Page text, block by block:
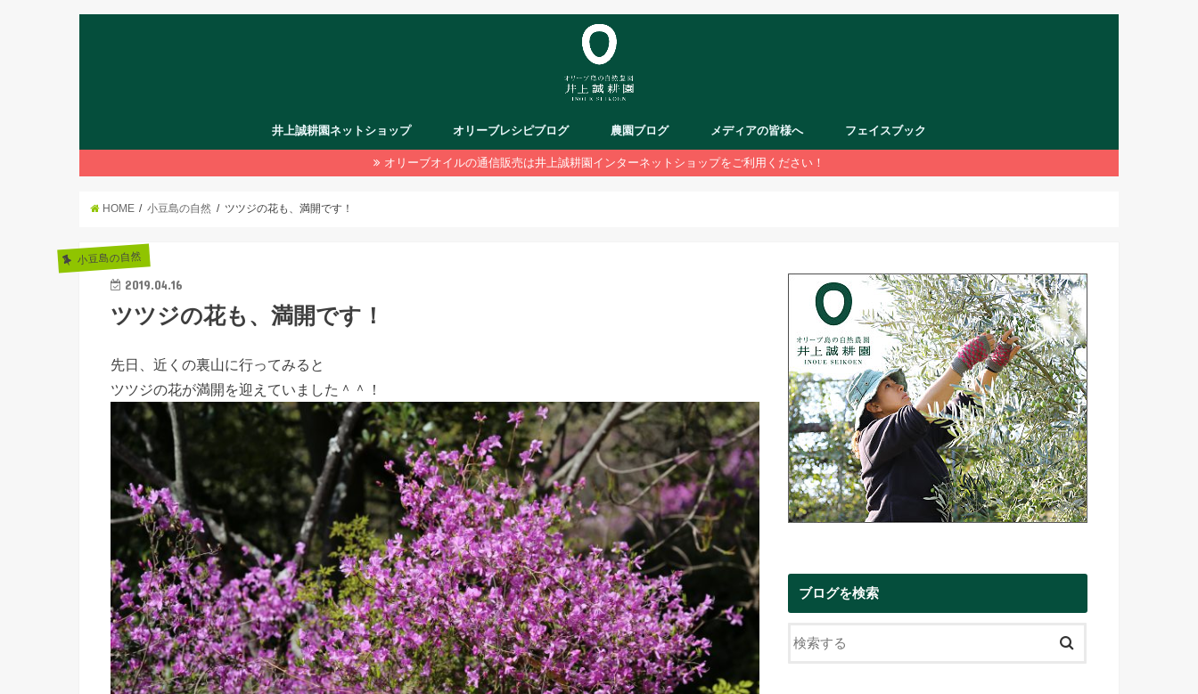
井上誠耕園ネットショップ オリーブレシピブログ 農園ブログ メディアの皆様へ フェイスブック
オリーブオイルの通信販売は井上誠耕園インターネットショップをご利用ください！
HOME 小豆島の自然 ツツジの花も、満開です！
小豆島の自然
2019.04.16
ツツジの花も、満開です！
先日、近くの裏山に行ってみると
ツツジの花が満開を迎えていました＾＾！
ブログを検索